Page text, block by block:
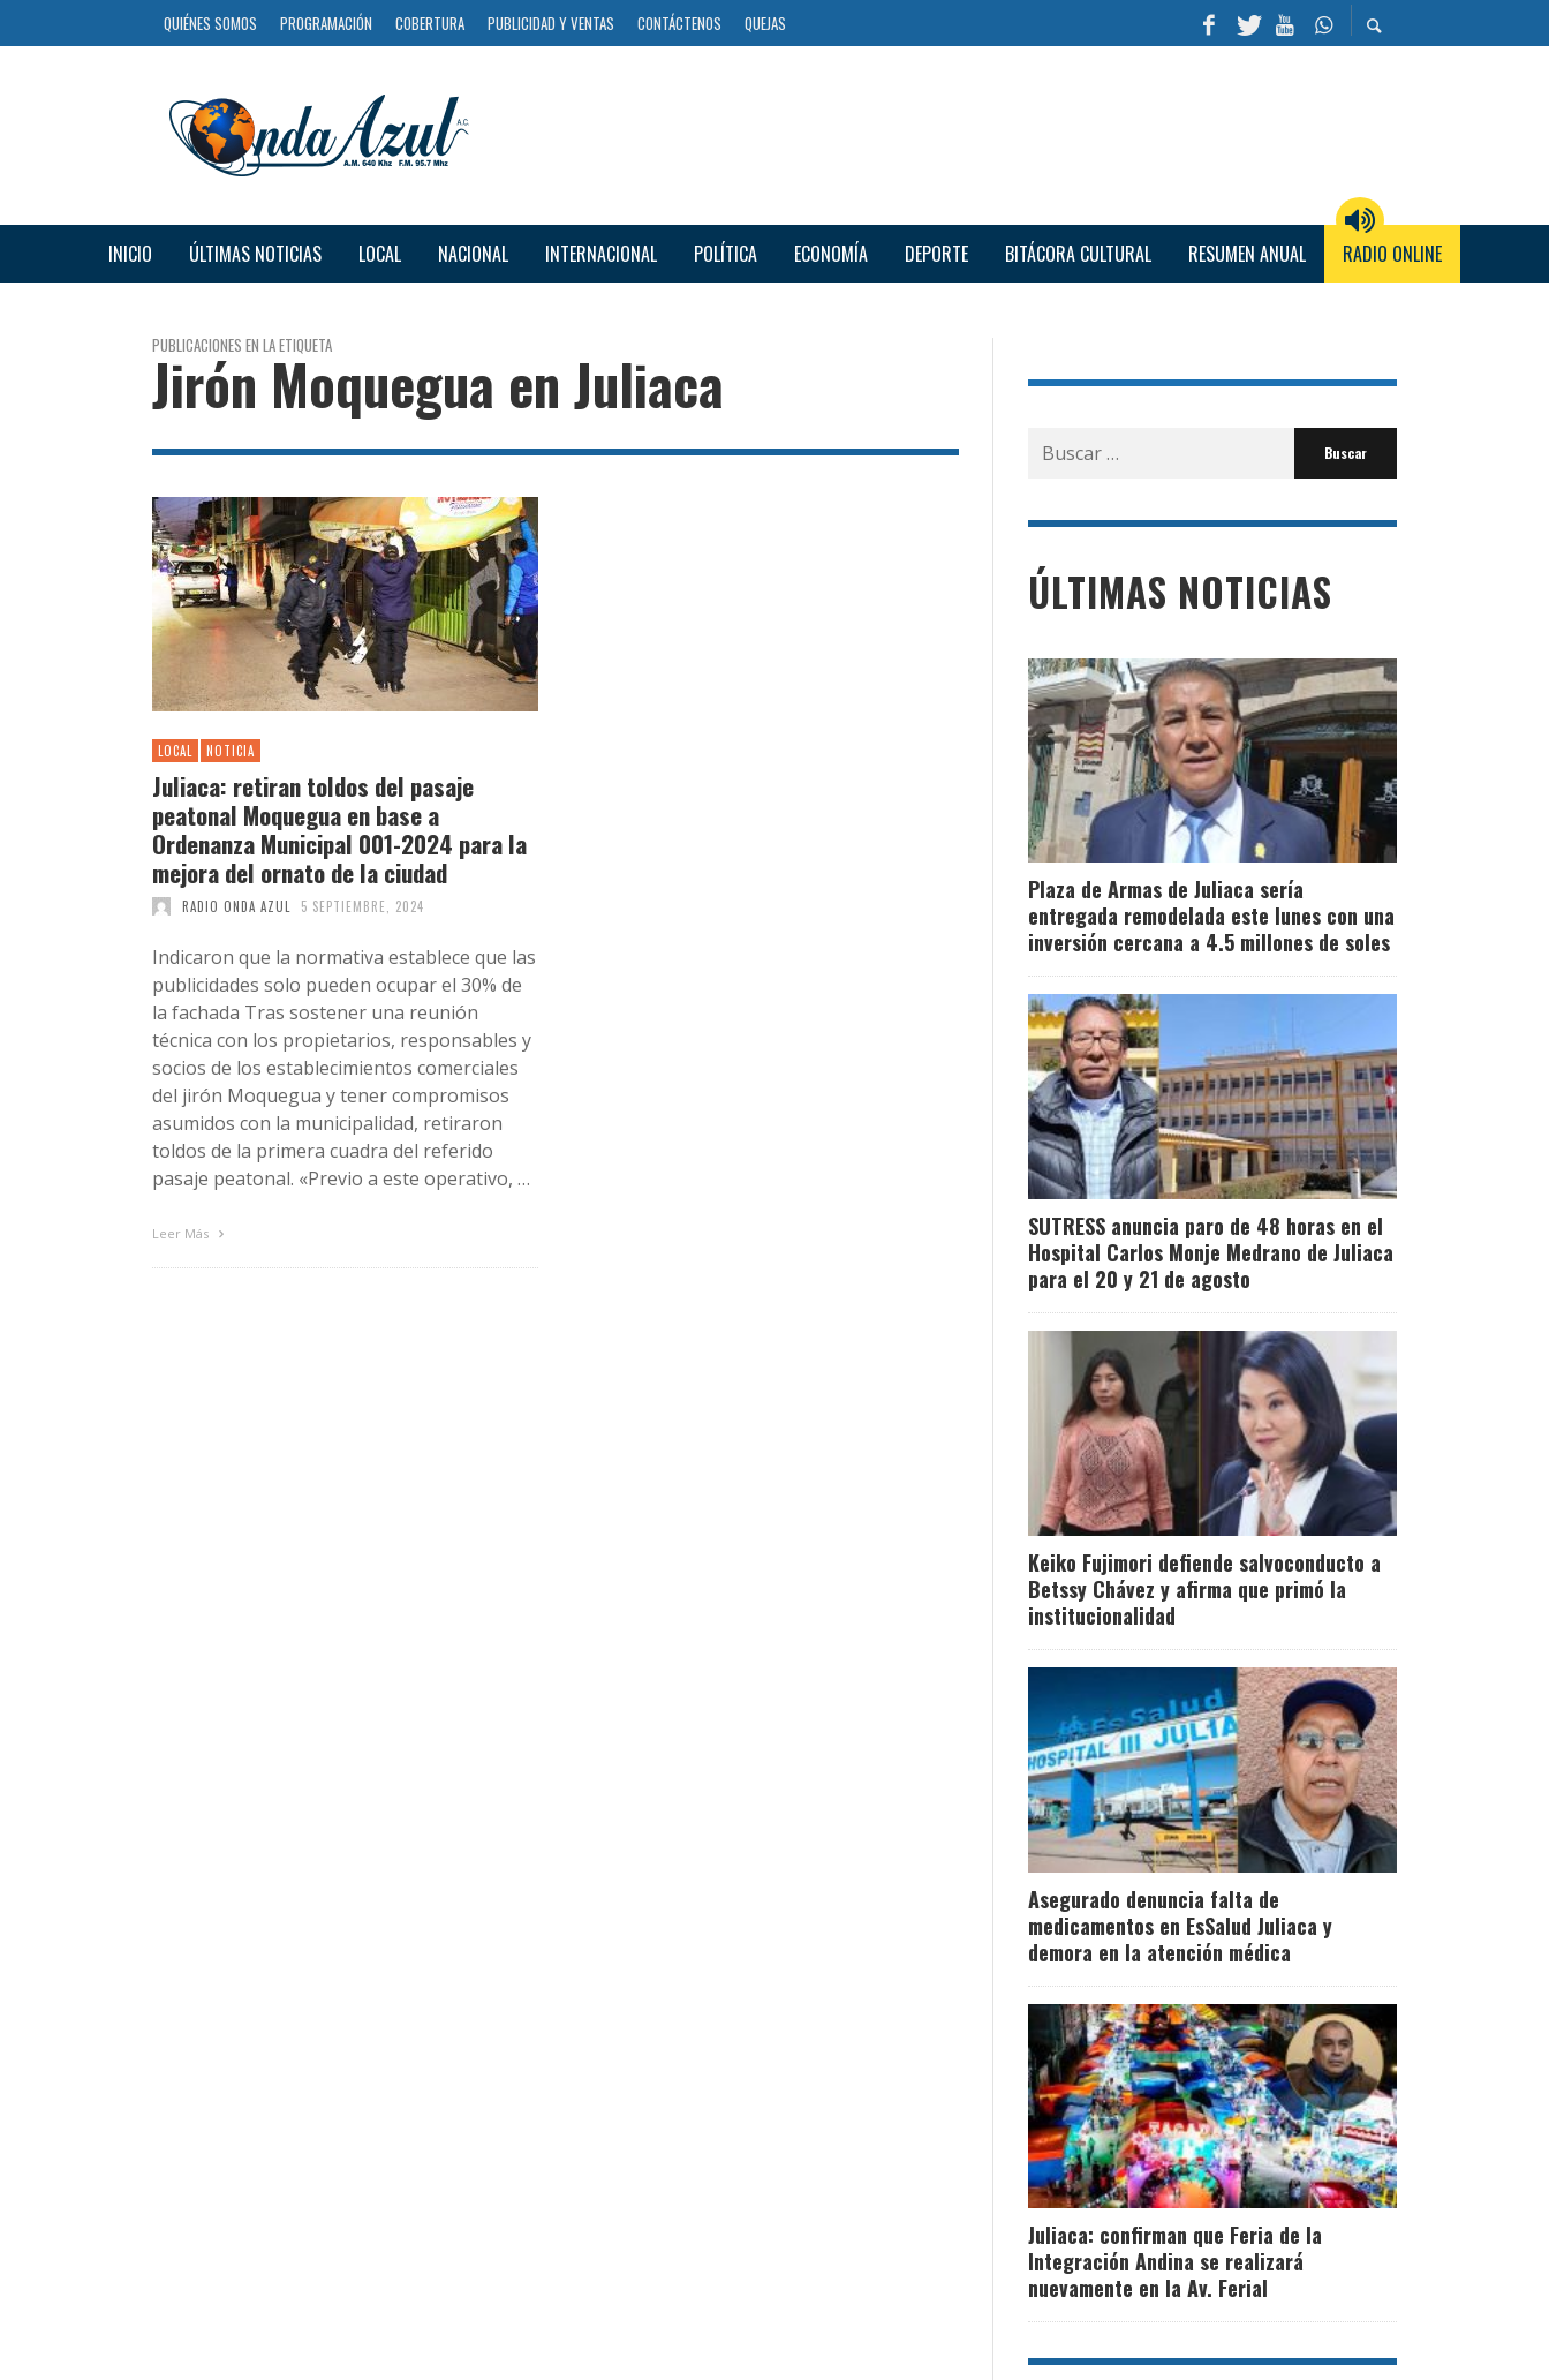
QUIÉNES SOMOS PROGRAMACIÓN COBERTURA PUBLICIDAD Y VENTAS CONTÁCTENOS QUEJAS
INICIO ÚLTIMAS NOTICIAS LOCAL NACIONAL INTERNACIONAL POLÍTICA ECONOMÍA DEPORTE BITÁCORA CULTURAL RESUMEN ANUAL RADIO ONLINE
PUBLICACIONES EN LA ETIQUETA
Jirón Moquegua en Juliaca
LOCAL NOTICIA
Juliaca: retiran toldos del pasaje
peatonal Moquegua en base a
Ordenanza Municipal 001-2024 para la
mejora del ornato de la ciudad
RADIO ONDA AZUL 5 SEPTIEMBRE, 2024
Indicaron que la normativa establece que las
publicidades solo pueden ocupar el 30% de
la fachada Tras sostener una reunión
técnica con los propietarios, responsables y
socios de los establecimientos comerciales
del jirón Moquegua y tener compromisos
asumidos con la municipalidad, retiraron
toldos de la primera cuadra del referido
pasaje peatonal. «Previo a este operativo, …
Leer Más
Buscar
por:
ÚLTIMAS NOTICIAS
Plaza de Armas de Juliaca sería
entregada remodelada este lunes con una
inversión cercana a 4.5 millones de soles
SUTRESS anuncia paro de 48 horas en el
Hospital Carlos Monje Medrano de Juliaca
para el 20 y 21 de agosto
Keiko Fujimori defiende salvoconducto a
Betssy Chávez y afirma que primó la
institucionalidad
Asegurado denuncia falta de
medicamentos en EsSalud Juliaca y
demora en la atención médica
Juliaca: confirman que Feria de la
Integración Andina se realizará
nuevamente en la Av. Ferial